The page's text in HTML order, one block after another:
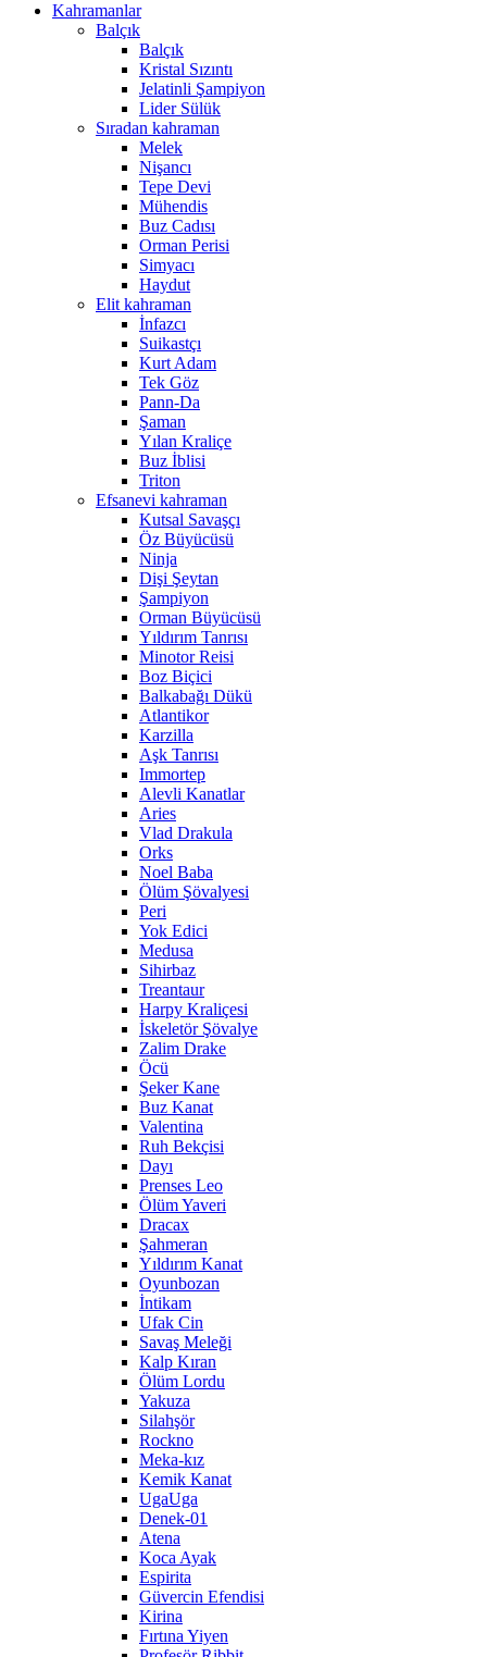
Kahramanlar
Balçık
Balçık
Kristal Sızıntı
Jelatinli Şampiyon
Lider Sülük
Sıradan kahraman
Melek
Nişancı
Tepe Devi
Mühendis
Buz Cadısı
Orman Perisi
Simyacı
Haydut
Elit kahraman
İnfazcı
Suikastçı
Kurt Adam
Tek Göz
Pann-Da
Şaman
Yılan Kraliçe
Buz İblisi
Triton
Efsanevi kahraman
Kutsal Savaşçı
Öz Büyücüsü
Ninja
Dişi Şeytan
Şampiyon
Orman Büyücüsü
Yıldırım Tanrısı
Minotor Reisi
Boz Biçici
Balkabağı Dükü
Atlantikor
Karzilla
Aşk Tanrısı
Immortep
Alevli Kanatlar
Aries
Vlad Drakula
Orks
Noel Baba
Ölüm Şövalyesi
Peri
Yok Edici
Medusa
Sihirbaz
Treantaur
Harpy Kraliçesi
İskeletör Şövalye
Zalim Drake
Öcü
Şeker Kane
Buz Kanat
Valentina
Ruh Bekçisi
Dayı
Prenses Leo
Ölüm Yaveri
Dracax
Şahmeran
Yıldırım Kanat
Oyunbozan
İntikam
Ufak Cin
Savaş Meleği
Kalp Kıran
Ölüm Lordu
Yakuza
Silahşör
Rockno
Meka-kız
Kemik Kanat
UgaUga
Denek-01
Atena
Koca Ayak
Espirita
Güvercin Efendisi
Kirina
Fırtına Yiyen